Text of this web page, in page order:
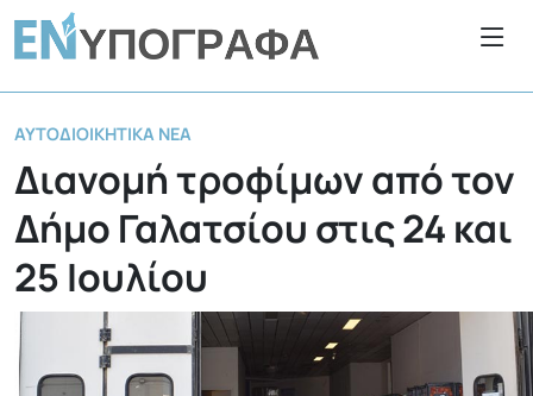
ΑΥΤΟΔΙΟΙΚΗΤΙΚΆ ΝΈΑ
Διανομή τροφίμων από τον
Δήμο Γαλατσίου στις 24 και
25 Ιουλίου